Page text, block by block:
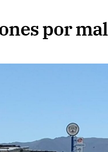
por mal